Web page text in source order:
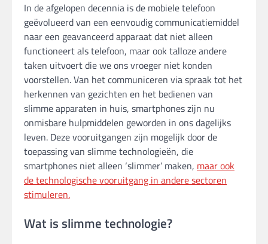
In de afgelopen decennia is de mobiele telefoon
geëvolueerd van een eenvoudig communicatiemiddel
naar een geavanceerd apparaat dat niet alleen
functioneert als telefoon, maar ook talloze andere
taken uitvoert die we ons vroeger niet konden
voorstellen. Van het communiceren via spraak tot het
herkennen van gezichten en het bedienen van
slimme apparaten in huis, smartphones zijn nu
onmisbare hulpmiddelen geworden in ons dagelijks
leven. Deze vooruitgangen zijn mogelijk door de
toepassing van slimme technologieën, die
smartphones niet alleen ‘slimmer’ maken, maar ook
de technologische vooruitgang in andere sectoren
stimuleren.
Wat is slimme technologie?